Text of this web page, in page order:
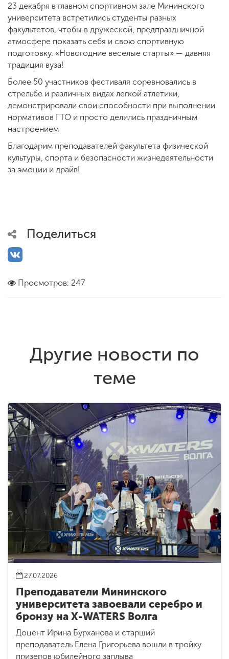
Приемная
комиссия
+7 (831) 262-26-20
23 декабря в главном спортивном зале Мининского
университета встретились студенты разных
факультетов, чтобы в дружеской, предпраздничной
атмосфере показать себя и свою спортивную
подготовку. «Новогодние веселые старты» — давняя
традиция вуза!
Более 50 участников фестиваля соревновались в
стрельбе и различных видах легкой атлетики,
демонстрировали свои способности при выполнении
нормативов ГТО и просто делились праздничным
настроением
Благодарим преподавателей факультета физической
культуры, спорта и безопасности жизнедеятельности
за эмоции и драйв!
Поделиться
Просмотров: 247
Другие новости по
теме
27.07.2026
Преподаватели Мининского
университета завоевали серебро и
бронзу на X-WATERS Волга
Доцент Ирина Бурханова и старший
преподаватель Елена Григорьева вошли в тройку
призеров юбилейного заплыва